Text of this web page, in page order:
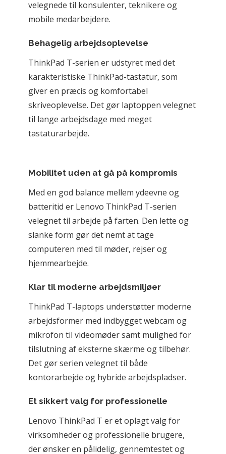
velegnede til konsulenter, teknikere og
mobile medarbejdere.
Behagelig arbejdsoplevelse
ThinkPad T-serien er udstyret med det
karakteristiske ThinkPad-tastatur, som
giver en præcis og komfortabel
skriveoplevelse. Det gør laptoppen velegnet
til lange arbejdsdage med meget
tastaturarbejde.
Mobilitet uden at gå på kompromis
Med en god balance mellem ydeevne og
batteritid er Lenovo ThinkPad T-serien
velegnet til arbejde på farten. Den lette og
slanke form gør det nemt at tage
computeren med til møder, rejser og
hjemmearbejde.
Klar til moderne arbejdsmiljøer
ThinkPad T-laptops understøtter moderne
arbejdsformer med indbygget webcam og
mikrofon til videomøder samt mulighed for
tilslutning af eksterne skærme og tilbehør.
Det gør serien velegnet til både
kontorarbejde og hybride arbejdspladser.
Et sikkert valg for professionelle
Lenovo ThinkPad T er et oplagt valg for
virksomheder og professionelle brugere,
der ønsker en pålidelig, gennemtestet og